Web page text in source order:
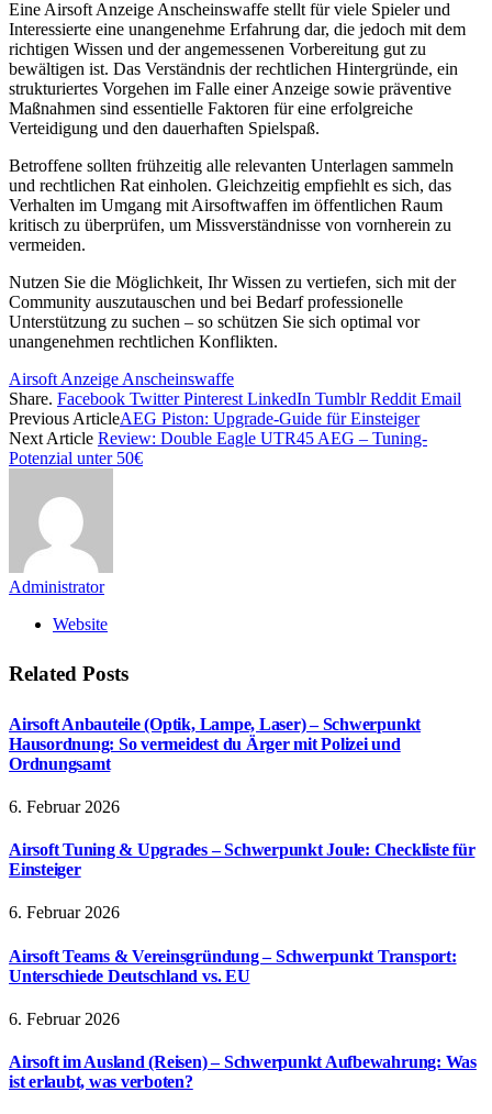
Eine Airsoft Anzeige Anscheinswaffe stellt für viele Spieler und
Interessierte eine unangenehme Erfahrung dar, die jedoch mit dem
richtigen Wissen und der angemessenen Vorbereitung gut zu
bewältigen ist. Das Verständnis der rechtlichen Hintergründe, ein
strukturiertes Vorgehen im Falle einer Anzeige sowie präventive
Maßnahmen sind essentielle Faktoren für eine erfolgreiche
Verteidigung und den dauerhaften Spielspaß.
Betroffene sollten frühzeitig alle relevanten Unterlagen sammeln
und rechtlichen Rat einholen. Gleichzeitig empfiehlt es sich, das
Verhalten im Umgang mit Airsoftwaffen im öffentlichen Raum
kritisch zu überprüfen, um Missverständnisse von vornherein zu
vermeiden.
Nutzen Sie die Möglichkeit, Ihr Wissen zu vertiefen, sich mit der
Community auszutauschen und bei Bedarf professionelle
Unterstützung zu suchen – so schützen Sie sich optimal vor
unangenehmen rechtlichen Konflikten.
Airsoft Anzeige Anscheinswaffe
Share. Facebook Twitter Pinterest LinkedIn Tumblr Reddit Email
Previous ArticleAEG Piston: Upgrade-Guide für Einsteiger
Next Article Review: Double Eagle UTR45 AEG – Tuning-
Potenzial unter 50€
Administrator
Website
Related Posts
Airsoft Anbauteile (Optik, Lampe, Laser) – Schwerpunkt
Hausordnung: So vermeidest du Ärger mit Polizei und
Ordnungsamt
6. Februar 2026
Airsoft Tuning & Upgrades – Schwerpunkt Joule: Checkliste für
Einsteiger
6. Februar 2026
Airsoft Teams & Vereinsgründung – Schwerpunkt Transport:
Unterschiede Deutschland vs. EU
6. Februar 2026
Airsoft im Ausland (Reisen) – Schwerpunkt Aufbewahrung: Was
ist erlaubt, was verboten?